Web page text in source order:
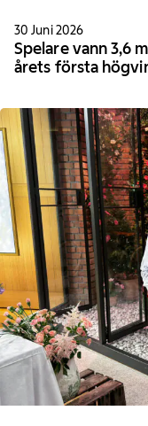
30 Juni 2026
Spelare vann 3,6
årets första